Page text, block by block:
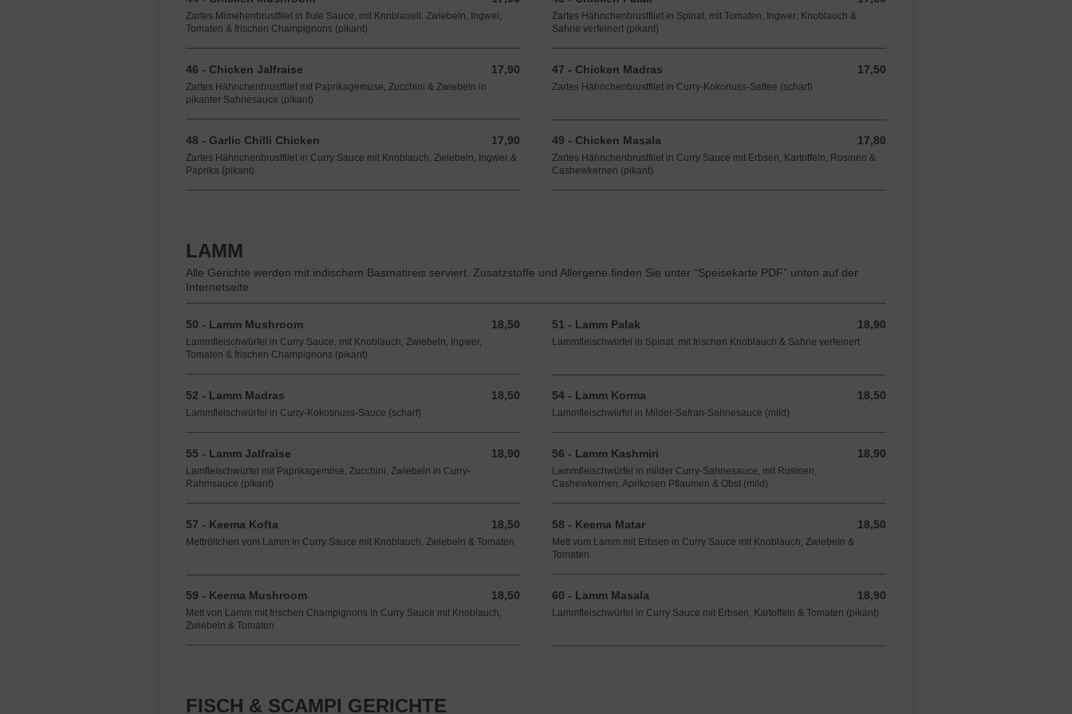
Zartes Mimehenbrustfilet in flute Sauce, mit Knnblauell. Zwiebeln, Ingwei;
Tomaten & frischen Champignons (pikant)
Zartes Hähnchenbrustfilet in Spinat, mit Tomaten, Ingwer; Knoblauch &
Sahne verfeinert (pikant)
46 - Chicken Jalfraise 17,90
17,90 EUR
Zartes Hähnchenbrustfilet mit Paprikagemüse, Zucchini & Zwiebeln in
pikanter Sahnesauce (pikant)
47 - Chicken Madras 17,50
17,50 EUR
Zartes Hähnchenbrustfilet in Curry-Kokonuss-Sattee (scharf)
48 - Garlic Chilli Chicken 17,90
17,90 EUR
Zartes Hähnchenbrustfilet in Curry Sauce mit Knoblauch, Zwiebeln, Ingwer &
Paprika (pikant)
49 - Chicken Masala 17,80
17,80 EUR
Zartes Hähnchenbrustfilet in Curry Sauce mit Erbsen, Kartoffeln, Rosinen &
Cashewkernen (pikant)
LAMM
Alle Gerichte werden mit indischem Basmatireis serviert. Zusatzstoffe und Allergene finden Sie unter “Speisekarte PDF” unten auf der
Internetseite.
50 - Lamm Mushroom 18,50
18,50 EUR
Lammfleischwürfel in Curry Sauce, mit Knoblauch, Zwiebeln, Ingwer,
Tomaten & frischen Champignons (pikant)
51 - Lamm Palak 18,90
18,90 EUR
Lammfleischwiirfel in Spinat. mit frischen Knoblauch & Sahne verfeinert
52 - Lamm Madras 18,50
18,50 EUR
Lammfleischwürfel in Curry-Kokosnuss-Sauce (scharf)
54 - Lamm Korma 18,50
18,50 EUR
Lammfleischwiirfel in Milder-Safran-Sahnesauce (mild)
55 - Lamm Jalfraise 18,90
18,90 EUR
Lamfleischwürfel mit Paprikagemiise, Zucchini, Zwiebeln in Curry-
Rahmsauce (pikant)
56 - Lamm Kashmiri 18,90
18,90 EUR
Lammfleischwürfel in milder Curry-Sahnesauce, mit Rosinen,
Cashewkernen, Aprikosen Pflaumen & Obst (mild)
57 - Keema Kofta 18,50
18,50 EUR
Mettröllchen vom Lamm in Curry Sauce mit Knoblauch, Zwiebeln & Tomaten
58 - Keema Matar 18,50
18,50 EUR
Mett vom Lamm mit Erbsen in Curry Sauce mit Knoblauch, Zwiebeln &
Tomaten
59 - Keema Mushroom 18,50
18,50 EUR
Mett von Lamm mit frischen Champignons in Curry Sauce mit Knoblauch,
Zwiebeln & Tomaten
60 - Lamm Masala 18,90
18,90 EUR
Lammfleischwürfel in Curry Sauce mit Erbsen, Kartoffeln & Tomaten (pikant)
FISCH & SCAMPI GERICHTE